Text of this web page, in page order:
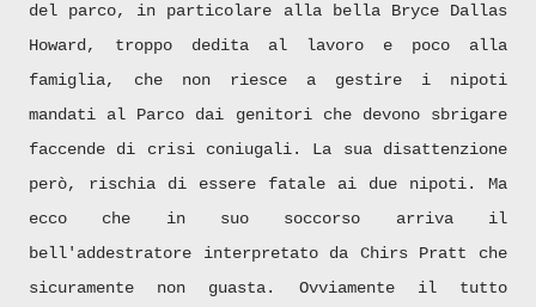
del parco, in particolare alla bella Bryce Dallas
Howard, troppo dedita al lavoro e poco alla
famiglia, che non riesce a gestire i nipoti
mandati al Parco dai genitori che devono sbrigare
faccende di crisi coniugali. La sua disattenzione
però, rischia di essere fatale ai due nipoti. Ma
ecco che in suo soccorso arriva il
bell'addestratore interpretato da Chirs Pratt che
sicuramente non guasta. Ovviamente il tutto